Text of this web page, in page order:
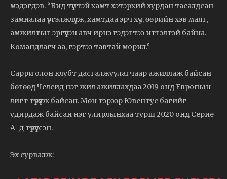
мэдэгдэв. “Бид түүнтэй хамт хэтэрхий хурдан тасалдсан
замналаа үргэлжлүүлж, хамтдаа эрч хүч, өөрийн хэв маяг,
амжилтыг эргүүлэн авч ирнэ гэдэгтээ итгэлтэй байна.
Командлагч аа, гэртээ тавтай морил.”
Сарри олон клубт дасгалжуулагчаар ажиллаж байсан
бөгөөд Челсид нэг жил ажиллахдаа 2019 онд Европын
лигт түрүүлж байсан. Мөн тэрээр Ювентус багийг
удирдаж байсан нэг улирлынхаа турш 2020 онд Серие
А-д түрүүлсэн.
Эх сурвалж: